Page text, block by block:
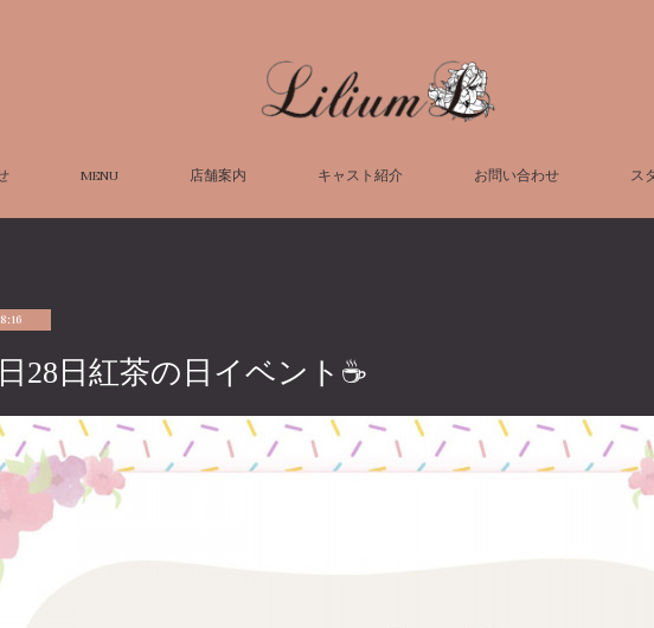
MENU 店舗案内 キャスト紹介 お問い合わせ ス
28日紅茶の日イベント☕️